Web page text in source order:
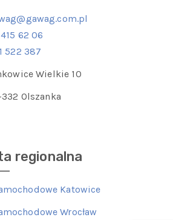
62 06
522 387
Wielkie 10
Olszanka
regionalna
Katowice
Wrocław